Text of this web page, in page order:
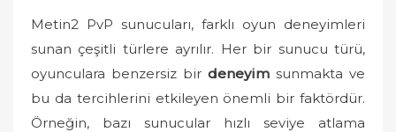
Metin2 PvP sunucuları, farklı oyun deneyimleri
sunan çeşitli türlere ayrılır. Her bir sunucu türü,
oyunculara benzersiz bir deneyim sunmakta ve
bu da tercihlerini etkileyen önemli bir faktördür.
Örneğin, bazı sunucular hızlı seviye atlama